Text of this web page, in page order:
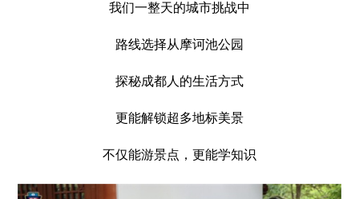
我们一整天的城市挑战中
路线选择从摩诃池公园
探秘成都人的生活方式
更能解锁超多地标美景
不仅能游景点，更能学知识